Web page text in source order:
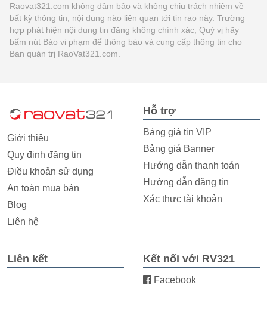
Raovat321.com không đảm bảo và không chịu trách nhiệm về
bất kỳ thông tin, nội dung nào liên quan tới tin rao này. Trường
hợp phát hiện nội dung tin đăng không chính xác, Quý vị hãy
bấm nút Báo vi phạm để thông báo và cung cấp thông tin cho
Ban quản trị RaoVat321.com.
Giới thiệu
Quy định đăng tin
Điều khoản sử dụng
An toàn mua bán
Blog
Liên hệ
Hỗ trợ
Bảng giá tin VIP
Bảng giá Banner
Hướng dẫn thanh toán
Hướng dẫn đăng tin
Xác thực tài khoản
Liên kết Kết nối với RV321
Facebook